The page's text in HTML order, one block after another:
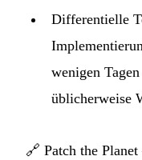
Differentielle
wenigen
üblicherweise
🔗 Patch the